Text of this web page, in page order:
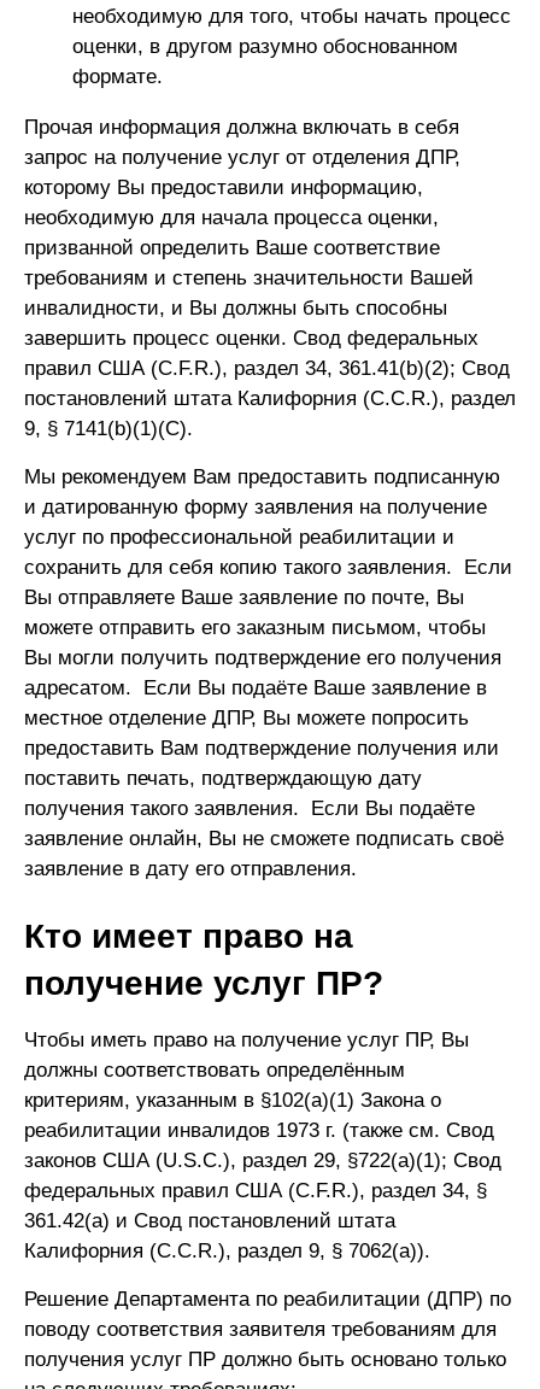
необходимую для того, чтобы начать процесс
оценки, в другом разумно обоснованном
формате.
Прочая информация должна включать в себя
запрос на получение услуг от отделения ДПР,
которому Вы предоставили информацию,
необходимую для начала процесса оценки,
призванной определить Ваше соответствие
требованиям и степень значительности Вашей
инвалидности, и Вы должны быть способны
завершить процесс оценки. Свод федеральных
правил США (C.F.R.), раздел 34, 361.41(b)(2); Свод
постановлений штата Калифорния (C.C.R.), раздел
9, § 7141(b)(1)(C).
Мы рекомендуем Вам предоставить подписанную
и датированную форму заявления на получение
услуг по профессиональной реабилитации и
сохранить для себя копию такого заявления. Если
Вы отправляете Ваше заявление по почте, Вы
можете отправить его заказным письмом, чтобы
Вы могли получить подтверждение его получения
адресатом. Если Вы подаёте Ваше заявление в
местное отделение ДПР, Вы можете попросить
предоставить Вам подтверждение получения или
поставить печать, подтверждающую дату
получения такого заявления. Если Вы подаёте
заявление онлайн, Вы не сможете подписать своё
заявление в дату его отправления.
Кто имеет право на
получение услуг ПР?
Чтобы иметь право на получение услуг ПР, Вы
должны соответствовать определённым
критериям, указанным в §102(a)(1) Закона о
реабилитации инвалидов 1973 г. (также см. Свод
законов США (U.S.C.), раздел 29, §722(a)(1); Свод
федеральных правил США (C.F.R.), раздел 34, §
361.42(a) и Свод постановлений штата
Калифорния (C.C.R.), раздел 9, § 7062(a)).
Решение Департамента по реабилитации (ДПР) по
поводу соответствия заявителя требованиям для
получения услуг ПР должно быть основано только